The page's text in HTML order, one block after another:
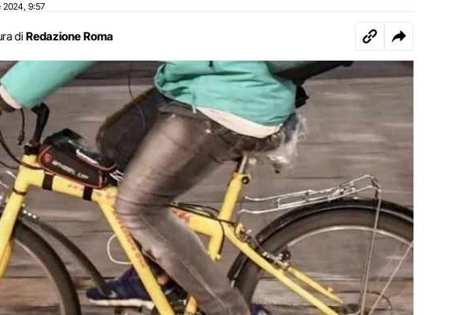
2024 9:57
di Redazione Roma